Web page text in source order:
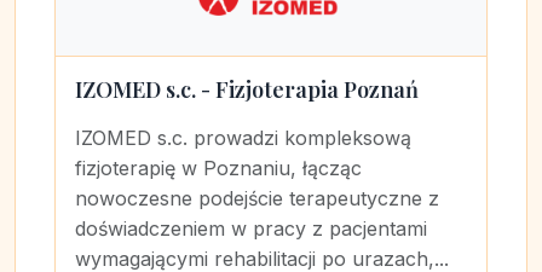
IZOMED s.c. - Fizjoterapia Poznań
IZOMED s.c. prowadzi kompleksową
fizjoterapię w Poznaniu, łącząc
nowoczesne podejście terapeutyczne z
doświadczeniem w pracy z pacjentami
wymagającymi rehabilitacji po urazach,...